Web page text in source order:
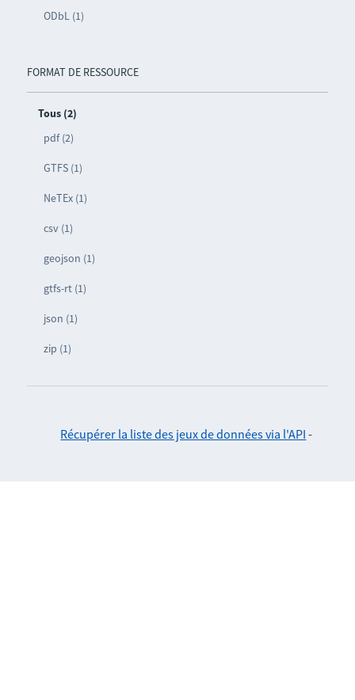
ODbL (1)
FORMAT DE RESSOURCE
Tous (2)
pdf (2)
GTFS (1)
NeTEx (1)
csv (1)
geojson (1)
gtfs-rt (1)
json (1)
zip (1)
Récupérer la liste des jeux de données via l'API -